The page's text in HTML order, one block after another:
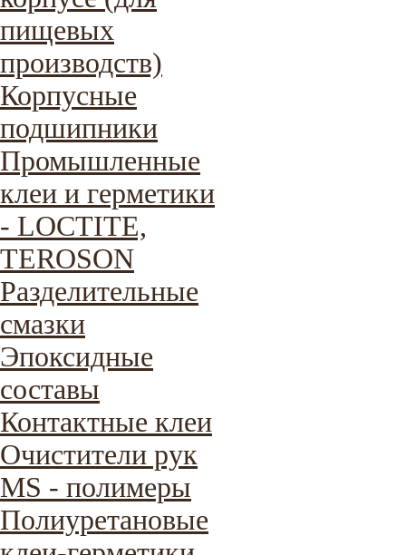
пищевых
производств)
Корпусные
подшипники
Промышленные
клеи и герметики
- LOCTITE,
TEROSON
Разделительные
смазки
Эпоксидные
составы
Контактные клеи
Очистители рук
MS - полимеры
Полиуретановые